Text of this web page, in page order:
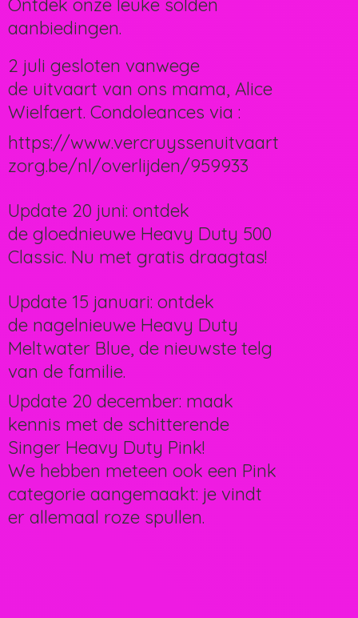
Ontdek onze leuke solden
aanbiedingen.
2 juli gesloten vanwege
de uitvaart van ons mama, Alice
Wielfaert. Condoleances via :
https://www.vercruyssenuitvaart
zorg.be/nl/overlijden/959933
Update 20 juni: ontdek
de gloednieuwe Heavy Duty 500
Classic. Nu met gratis draagtas!
Update 15 januari: ontdek
de nagelnieuwe Heavy Duty
Meltwater Blue, de nieuwste telg
van de familie.
Update 20 december: maak
kennis met de schitterende
Singer Heavy Duty Pink!
We hebben meteen ook een Pink
categorie aangemaakt: je vindt
er allemaal roze spullen.